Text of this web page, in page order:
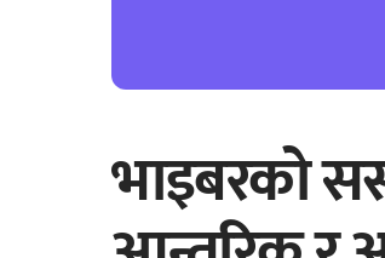
भाइबरको